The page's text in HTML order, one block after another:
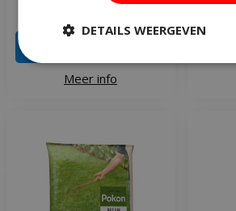
5 ,99
Meer info
DETAILS WEERGEVEN